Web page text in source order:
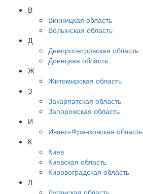
В
Винницкая область
Волынская область
Д
Днепропетровская область
Донецкая область
Ж
Житомирская область
З
Закарпатская область
Запорожская область
И
Ивано-Франковская область
К
Киев
Киевская область
Кировоградская область
Л
Луганская область